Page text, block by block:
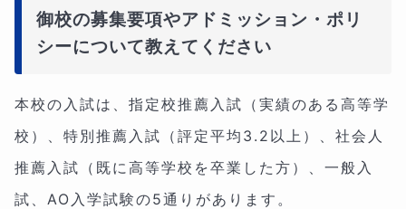
御校の募集要項やアドミッション・ポリ
シーについて教えてください
本校の入試は、指定校推薦入試（実績のある高等学
校）、特別推薦入試（評定平均3.2以上）、社会人
推薦入試（既に高等学校を卒業した方）、一般入
試、AO入学試験の5通りがあります。